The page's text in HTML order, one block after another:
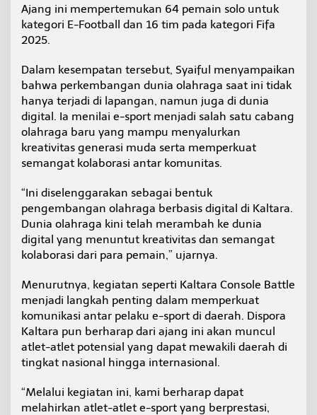
t
l
t
K
a
t
a
r
a
n
s
o
l
e
t
t
e
0
2
Ajang ini mempertemukan 64 pemain solo untuk
kategori E-Football dan 16 tim pada kategori Fifa
2025.
Dalam kesempatan tersebut, Syaiful menyampaikan
bahwa perkembangan dunia olahraga saat ini tidak
hanya terjadi di lapangan, namun juga di dunia
digital. Ia menilai e-sport menjadi salah satu cabang
olahraga baru yang mampu menyalurkan
kreativitas generasi muda serta memperkuat
semangat kolaborasi antar komunitas.
“Ini diselenggarakan sebagai bentuk
pengembangan olahraga berbasis digital di Kaltara.
Dunia olahraga kini telah merambah ke dunia
digital yang menuntut kreativitas dan semangat
kolaborasi dari para pemain,” ujarnya.
Menurutnya, kegiatan seperti Kaltara Console Battle
menjadi langkah penting dalam memperkuat
komunikasi antar pelaku e-sport di daerah. Dispora
Kaltara pun berharap dari ajang ini akan muncul
atlet-atlet potensial yang dapat mewakili daerah di
tingkat nasional hingga internasional.
“Melalui kegiatan ini, kami berharap dapat
melahirkan atlet-atlet e-sport yang berprestasi,